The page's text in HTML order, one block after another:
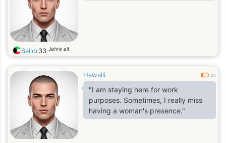
Sailor33 Jahre alt
Hawalli 0.1
"I am staying here for work
purposes. Sometimes, I really miss
having a woman's presence."